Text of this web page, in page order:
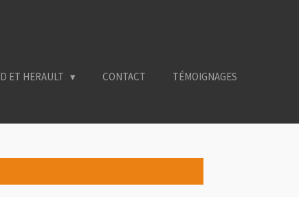
ET HERAULT CONTACT
TÉMOIGNAGES